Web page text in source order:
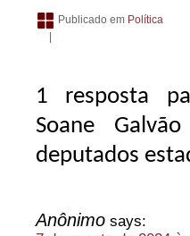
Publicado em Política
1 resposta
Soane
deputados
Anônimo says: